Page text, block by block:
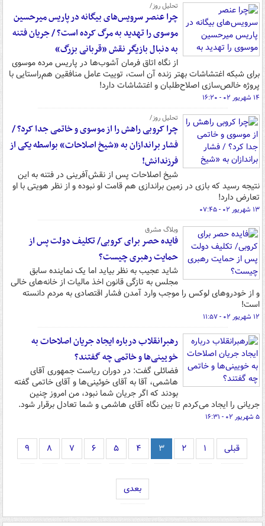
تحلیل روز/
چرا عنصر سرویس‌های بیگانه در پاریس میرحسین
موسوی را تهدید به مرگ کرده است؟ / جریان فتنه
به دنبال بازیگر نقش «قربانی بزرگ»
از نگاه اتاق فرمان آشوب‌ها در پاریس مرده موسوی
برای شبکه اغتشاشات بهتر زنده آن است، توییت عامل منافقین هم‌راستایی با
پروژه خالص‌سازی اصلاح‌طلبان و اغتشاشات دارد!
۱۴ شهریور ۰۲ - ۱۶:۲۰
تحلیل روز/
چرا کروبی راهش را از موسوی و خاتمی جدا کرد؟ /
فشار براندازان به «شیخ اصلاحات» بواسطه یکی از
فرزندانش!
شیخ اصلاحات پس از نقش‌آفرینی در فتنه به این
نتیجه رسید که بازی در زمین براندازی هم قامت او نبوده و از نظر هویتی با او
تعارض دارد!
۱۳ شهریور ۰۲ - ۰۷:۴۵
وبلاگ مشرق
فایده حصر برای کروبی/ تکلیف دولت پس از
حمایت رهبری چیست؟
شاید عجیب به نظر بیاید اما یک نماینده سابق
مجلس به تازگی قانون اخذ مالیات از خانه‌های خالی
و از خودروهای لوکس را موجب وارد آمدن فشار اقتصادی به مردم دانسته
است!
۱۲ شهریور ۰۲ - ۱۱:۵۷
رهبرانقلاب درباره ایجاد جریان اصلاحات به
خویینی‌ها و خاتمی چه گفتند؟
فضائلی گفت: در دوران ریاست جمهوری آقای
هاشمی، آقا به آقای خوئینی‌ها و آقای خاتمی گفته
بودند که اگر جریان شما نبود، من امروز چنین
جریانی را ایجاد می‌کردم تا بین نگاه آقای هاشمی و شما تعادل برقرار شود.
۵ شهریور ۰۲ - ۱۶:۳۱
قبلی ۱ ۲ ۳ ۴ ۵ ۶ ۷ ۸ ۹
بعدی